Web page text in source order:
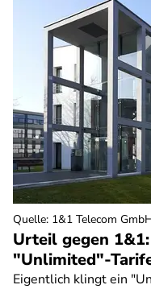
Urteil gegen
"Unlimited"-
Eigentlich klingt ein
Quelle: 1&1 Telecom